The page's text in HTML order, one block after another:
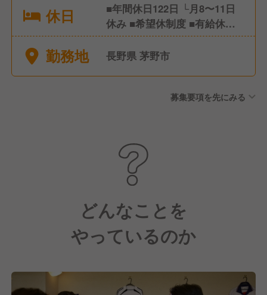
休日
■年間休日122日 └月8〜11日
休み ■希望休制度 ■有給休暇
(社内規定有) ■特別休暇(慶
弔、出産、育児、介護休暇な
勤務地 長野県 茅野市
募集要項を先にみる
どんなことを
やっているのか